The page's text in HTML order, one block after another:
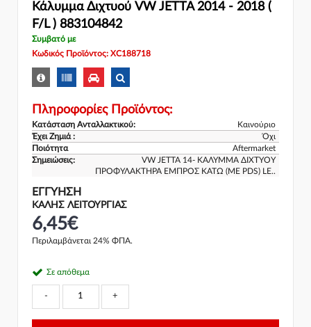
Κάλυμμα Διχτυού VW JETTA 2014 - 2018 (
F/L ) 883104842
Συμβατό με
Κωδικός Προϊόντος: XC188718
Πληροφορίες Προϊόντος:
Κατάσταση Ανταλλακτικού:
Καινούριο
Έχει Ζημιά :
Όχι
Ποιότητα
Aftermarket
Σημειώσεις:
VW JETTA 14- ΚΑΛΥΜΜΑ ΔΙΧΤΥΟΥ
ΠΡΟΦΥΛΑΚΤΗΡΑ ΕΜΠΡΟΣ ΚΑΤΩ (ΜΕ PDS) LE..
ΕΓΓΎΗΣΗ
ΚΑΛΗΣ ΛΕΙΤΟΥΡΓΙΑΣ
6,45€
Περιλαμβάνεται 24% ΦΠΑ.
Σε απόθεμα
- +